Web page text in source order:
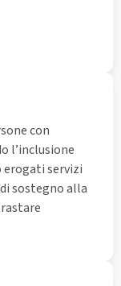
con
l’inclusione
erogati servizi
sostegno alla